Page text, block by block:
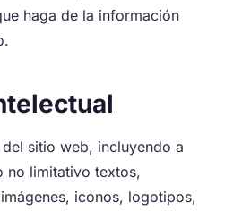
haga de la información
sitio web, incluyendo a
no limitativo textos,
iconos, logotipos,